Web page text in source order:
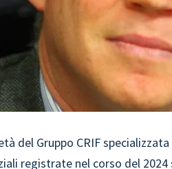
del Gruppo CRIF
registrate nel corso del